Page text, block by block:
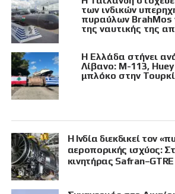
των ινδικών
πυραύλων BrahMos
της ναυτικής της
Η Ελλάδα στήνει
Λίβανο: M-113,
μπλόκο στην
Η Ινδία διεκδικεί τον
αεροπορικής ισχύος:
κινητήρας